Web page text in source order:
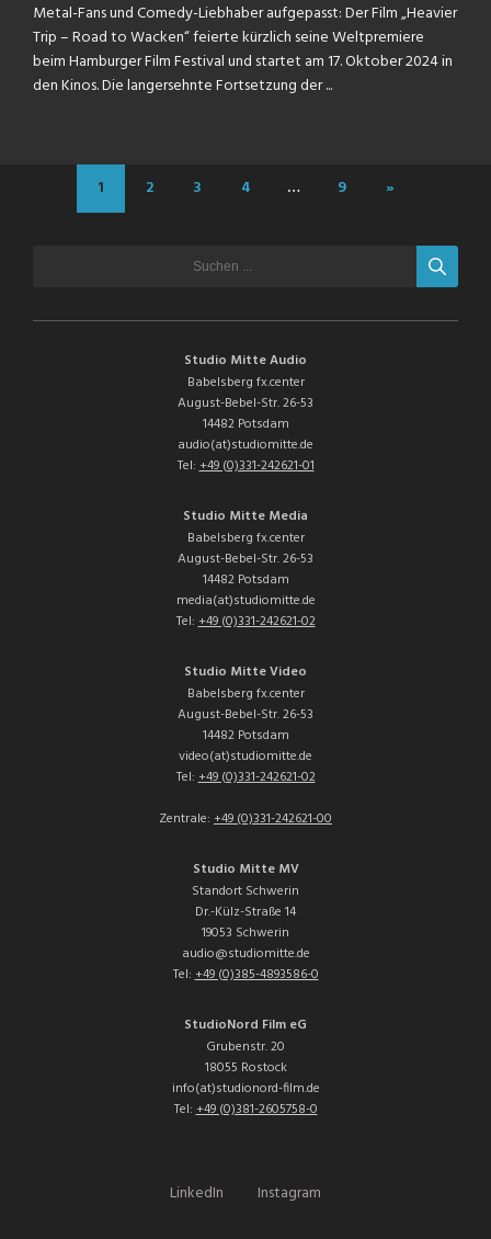
Metal-Fans und Comedy-Liebhaber aufgepasst: Der Film „Heavier
Trip – Road to Wacken“ feierte kürzlich seine Weltpremiere
beim Hamburger Film Festival und startet am 17. Oktober 2024 in
den Kinos. Die langersehnte Fortsetzung der ...
1 2 3 4 … 9 »
Studio Mitte Audio
Babelsberg fx.center
August-Bebel-Str. 26-53
14482 Potsdam
audio(at)studiomitte.de
Tel:+49 (0)331-242621-01
Studio Mitte Media
Babelsberg fx.center
August-Bebel-Str. 26-53
14482 Potsdam
media(at)studiomitte.de
Tel:+49 (0)331-242621-02
Studio Mitte Video
Babelsberg fx.center
August-Bebel-Str. 26-53
14482 Potsdam
video(at)studiomitte.de
Tel:+49 (0)331-242621-02
Zentrale: +49 (0)331-242621-00
Studio Mitte MV
Standort Schwerin
Dr.-Külz-Straße 14
19053 Schwerin
audio@studiomitte.de
Tel:+49 (0)385-4893586-0
StudioNord Film eG
Grubenstr. 20
18055 Rostock
info(at)studionord-film.de
Tel:+49 (0)381-2605758-0
LinkedIn Instagram